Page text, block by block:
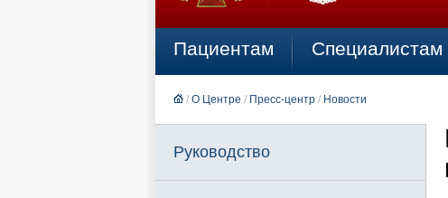
Пациентам Специалистам
/ О Центре / Пресс-центр / Новости
Руководство